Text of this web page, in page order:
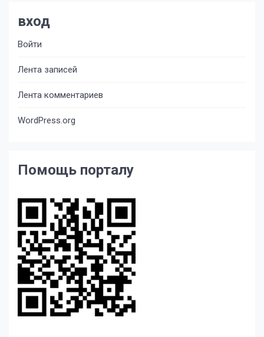
вход
Войти
Лента записей
Лента комментариев
WordPress.org
Помощь порталу